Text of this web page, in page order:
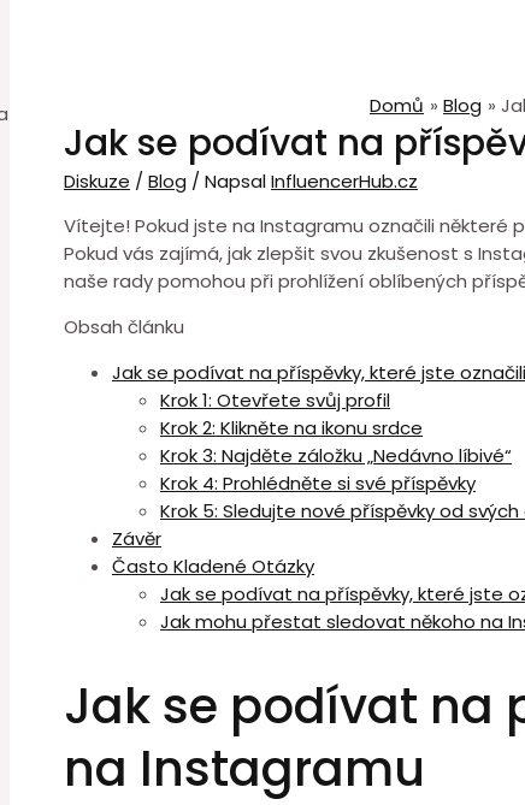
Domů
Blog
Jak se podívat na
Diskuze / Blog / NapsalInfluencerHub.cz
Vítejte! Pokud jste na Instagramu označili některé
Pokud vás zajímá, jak zlepšit svou zkušenost s
naše rady pomohou při prohlížení oblíbených
Obsah článku
Jak se podívat na příspěvky, které jste
Krok 1: Otevřete svůj profil
Krok 2: Klikněte na ikonu srdce
Krok 3: Najděte záložku „Nedávno líbivé“
Krok 4: Prohlédněte si své příspěvky
Krok 5: Sledujte nové příspěvky od
Závěr
Často Kladené Otázky
Jak se podívat na příspěvky, které jste
Jak mohu přestat sledovat někoho na
Jak se podívat na
na Instagramu